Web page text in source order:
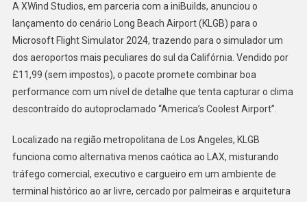
Lança
Long
Beach
KLGB
Para
MSFS
2024
A XWind Studios, em parceria com a iniBuilds, anunciou o
lançamento do cenário Long Beach Airport (KLGB) para o
Microsoft Flight Simulator 2024, trazendo para o simulador um
dos aeroportos mais peculiares do sul da Califórnia. Vendido por
£11,99 (sem impostos), o pacote promete combinar boa
performance com um nível de detalhe que tenta capturar o clima
descontraído do autoproclamado “America’s Coolest Airport”.
Localizado na região metropolitana de Los Angeles, KLGB
funciona como alternativa menos caótica ao LAX, misturando
tráfego comercial, executivo e cargueiro em um ambiente de
terminal histórico ao ar livre, cercado por palmeiras e arquitetura